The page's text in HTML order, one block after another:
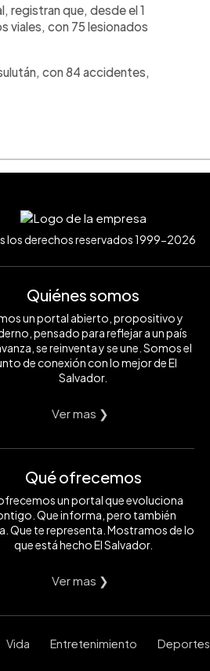
registran que, desde el 1
viales, con 75 lesionados
con 84 accidentes,
los derechos reservados 1999-2026
Quiénes somos
un portal abierto, propositivo y
pensado para reflejar a un país
se reinventa y se une. Somos el
de conexión con lo mejor de El
Salvador.
Ver mas ❯
Qué ofrecemos
un portal que evoluciona
Que informa, pero también
Que te representa. Mostramos de lo
que está hecho El Salvador.
Ver mas ❯
Vida Entretenimiento Deportes